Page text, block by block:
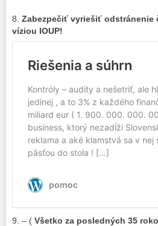
8. Zabezpečiť vyriešiť odstránenie
víziou IOUP!
9. – ( Všetko za posledných 35